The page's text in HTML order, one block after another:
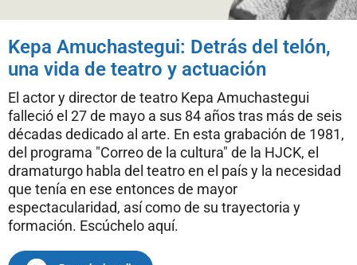
Kepa Amuchastegui: Detrás del telón,
una vida de teatro y actuación
El actor y director de teatro Kepa Amuchastegui
falleció el 27 de mayo a sus 84 años tras más de seis
décadas dedicado al arte. En esta grabación de 1981,
del programa "Correo de la cultura" de la HJCK, el
dramaturgo habla del teatro en el país y la necesidad
que tenía en ese entonces de mayor
espectacularidad, así como de su trayectoria y
formación. Escúchelo aquí.